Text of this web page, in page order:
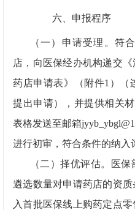
六、申报程序
（一）申请受理。符
店，向医保经办机构递交《
药店申请表》（附件1 ）（
提出申请），并提供相关
表格发送至邮箱
进行初审，符合条件的纳入
（二）择优评估。医保
遴选数量对申请药店的资
入首批医保线上购药定点